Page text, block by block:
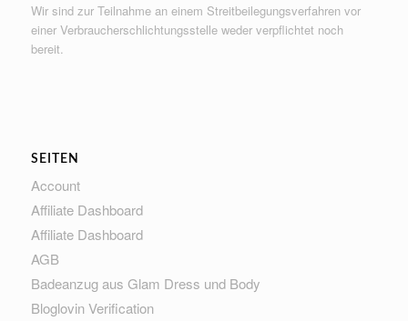
Wir sind zur Teilnahme an einem Streitbeilegungsverfahren vor
einer Verbraucherschlichtungsstelle weder verpflichtet noch
bereit.
SEITEN
Account
Affiliate Dashboard
Affiliate Dashboard
AGB
Badeanzug aus Glam Dress und Body
Bloglovin Verification